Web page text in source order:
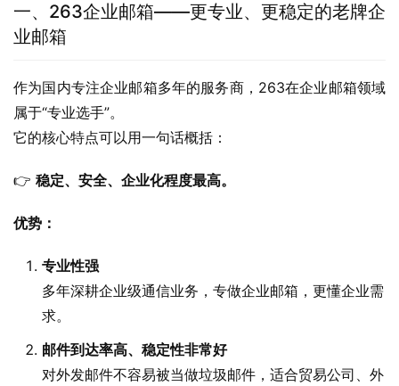
一、263企业邮箱——更专业、更稳定的老牌企
业邮箱
作为国内专注企业邮箱多年的服务商，263在企业邮箱领域
属于“专业选手”。
它的核心特点可以用一句话概括：
👉 稳定、安全、企业化程度最高。
优势：
专业性强
多年深耕企业级通信业务，专做企业邮箱，更懂企业需
求。
邮件到达率高、稳定性非常好
对外发邮件不容易被当做垃圾邮件，适合贸易公司、外